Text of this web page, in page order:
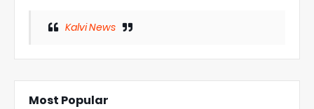
Kalvi News
Most Popular